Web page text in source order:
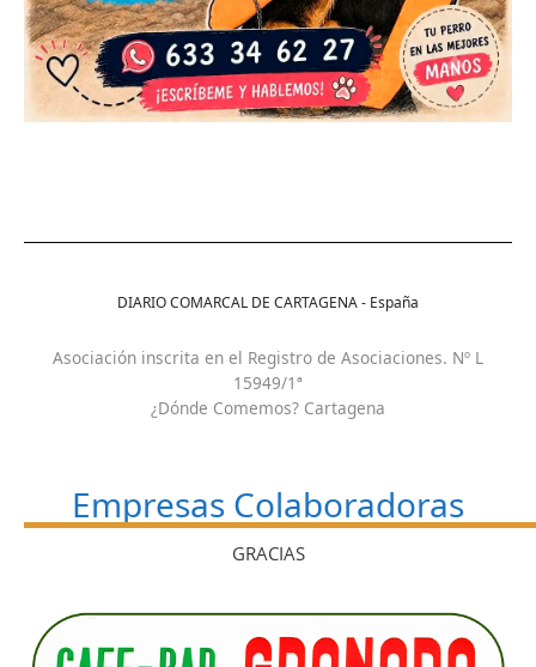
DIARIO COMARCAL DE CARTAGENA - España
Asociación inscrita en el Registro de Asociaciones. Nº L
15949/1ª
¿Dónde Comemos? Cartagena
Empresas Colaboradoras
GRACIAS